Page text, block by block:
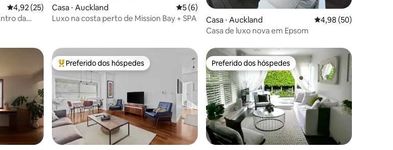
4,92 de uma avaliação média de 5, 25 avaliações
4,92 (25)
da
Casa ⋅ Auckland 5 de uma avaliação média de 5, 6 avaliações
5 (6)
Luxo na costa perto de Mission Bay + SPA
Casa ⋅ Auckland 4,98 de uma
4,98 (50)
Casa de luxo nova em Epsom
Entre os melhores preferidos dos hóspedes
Preferido dos hóspedes Preferido dos hóspedes
Preferido dos hóspedes